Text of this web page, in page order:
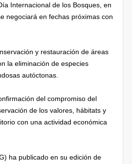
Internacional de los Bosques, en
negociará en fechas próximas con
y restauración de áreas
la eliminación de especies
autóctonas.
del compromiso del
de los valores, hábitats y
con una actividad económica
ha publicado en su edición de